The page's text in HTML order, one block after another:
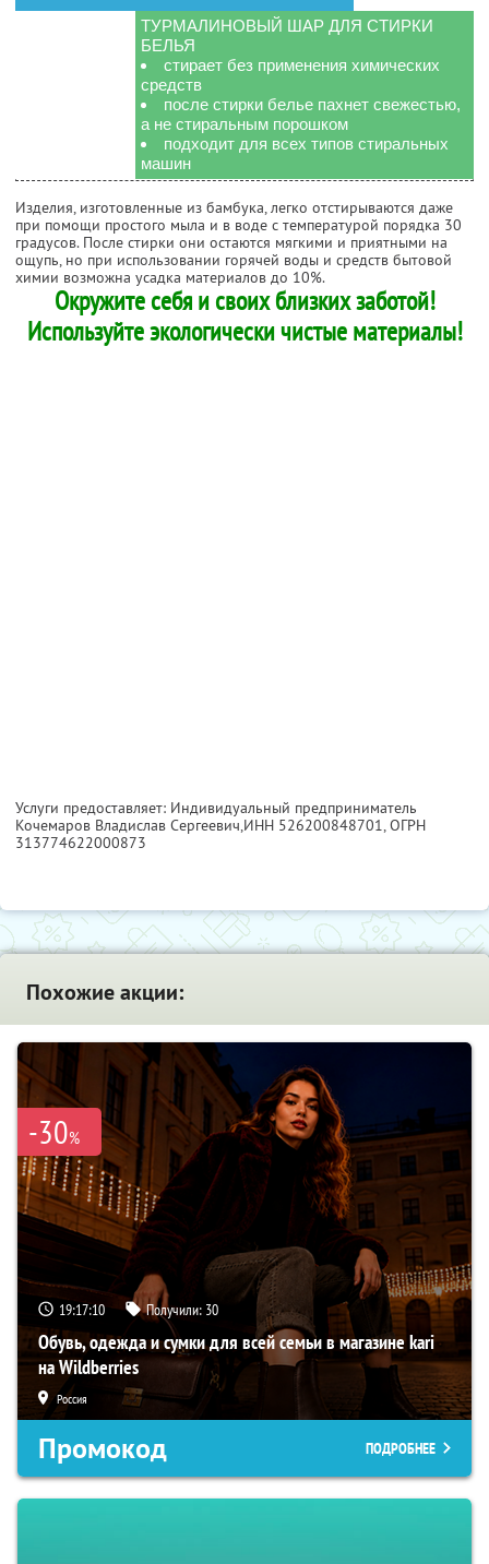
ТУРМАЛИНОВЫЙ ШАР ДЛЯ СТИРКИ
БЕЛЬЯ
стирает без применения химических
средств
после стирки белье пахнет свежестью,
а не стиральным порошком
подходит для всех типов стиральных
машин
Изделия, изготовленные из бамбука, легко отстирываются даже
при помощи простого мыла и в воде с температурой порядка 30
градусов. После стирки они остаются мягкими и приятными на
ощупь, но при использовании горячей воды и средств бытовой
химии возможна усадка материалов до 10%.
Окружите себя и своих близких заботой!
Используйте экологически чистые материалы!
Услуги предоставляет: Индивидуальный предприниматель
Кочемаров Владислав Сергеевич,ИНН 526200848701, ОГРН
313774622000873
Похожие акции:
-30%
19:17:09 Получили: 30
Обувь, одежда и сумки для всей семьи в магазине kari
на Wildberries
Россия
Промокод ПОДРОБНЕЕ